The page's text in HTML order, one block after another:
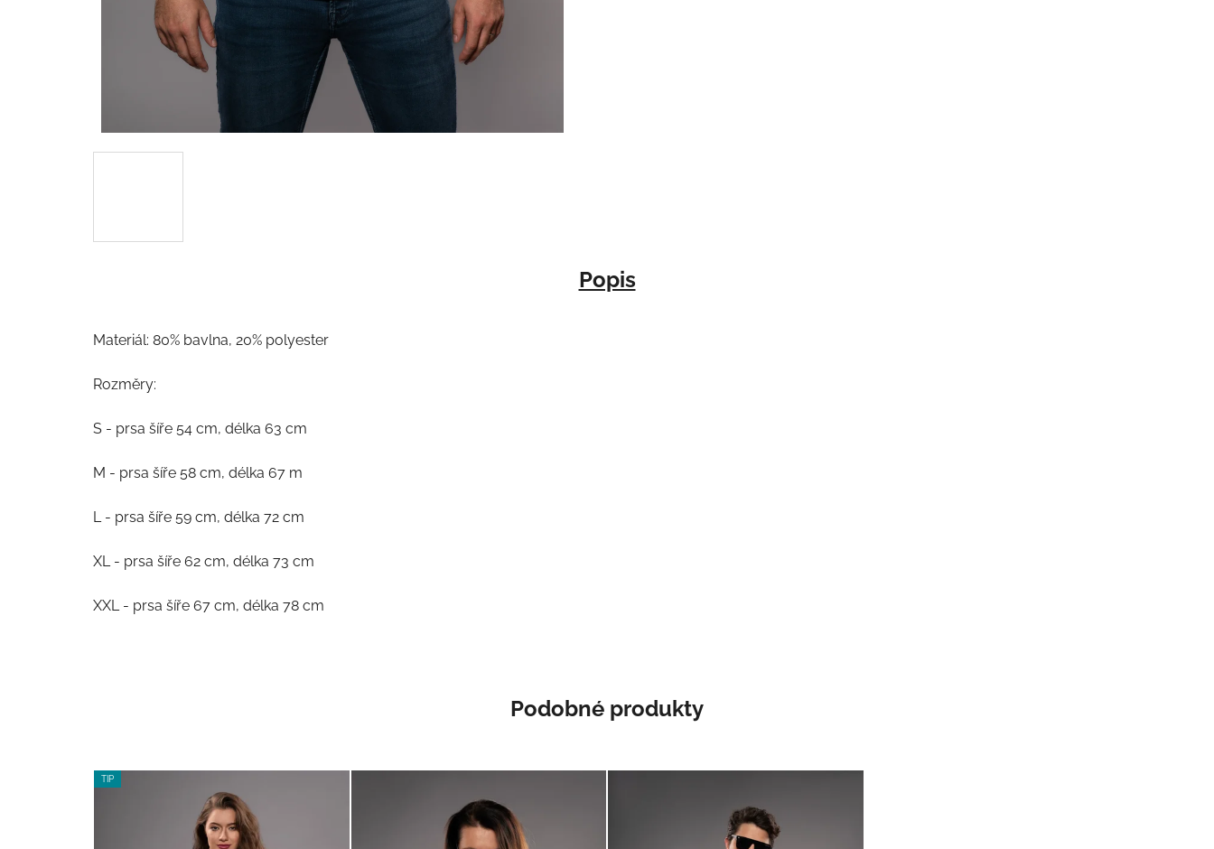
Popis
Materiál: 80% bavlna, 20% polyester
Rozměry:
S - prsa šíře 54 cm, délka 63 cm
M - prsa šíře 58 cm, délka 67 m
L - prsa šíře 59 cm, délka 72 cm
XL - prsa šíře 62 cm, délka 73 cm
XXL - prsa šíře 67 cm, délka 78 cm
Podobné produkty
TIP